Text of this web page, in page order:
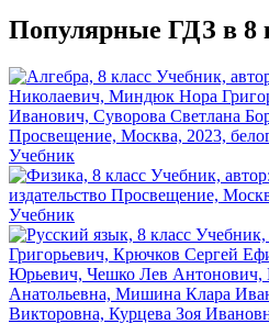
Популярные ГДЗ в 8
Учебник
Учебник